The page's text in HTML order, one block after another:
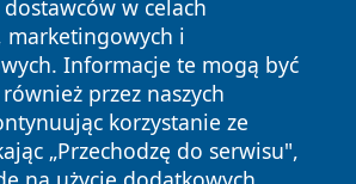
w celach
marketingowych i
Informacje te mogą być
przez naszych
korzystanie ze
„Przechodzę do serwisu",
Wszystkie prawa
Polityka
Prywatności
Polityka
Cookies